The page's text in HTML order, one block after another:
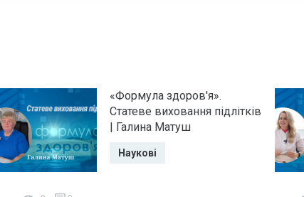
«Формула здоров'я».
Статеве виховання підлітків
| Галина Матуш
Наукові